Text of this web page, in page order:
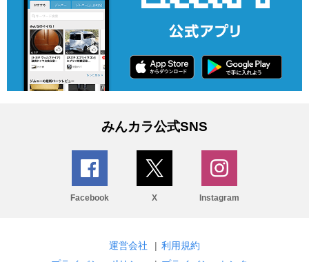
みんカラ公式SNS
Facebook X Instagram
運営会社 | 利用規約